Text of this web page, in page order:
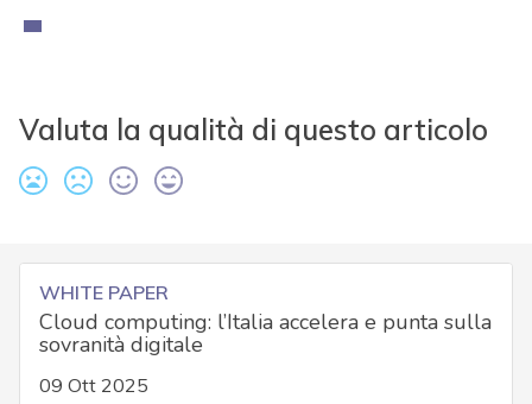
Valuta la qualità di questo articolo
WHITE PAPER
Cloud computing: l’Italia accelera e punta sulla
sovranità digitale
09 Ott 2025